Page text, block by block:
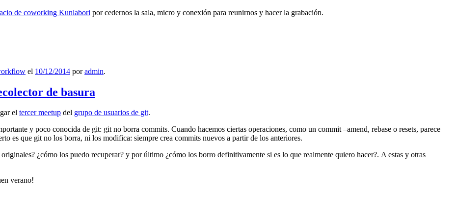
de coworking Kunlabori por cedernos la sala, micro y conexión para reunirnos y hacer la grabación.
el 10/12/2014 poradmin.
de basura
el tercer meetup del grupo de usuarios de git.
y poco conocida de git: git no borra commits. Cuando hacemos ciertas operaciones, como un commit –amend, rebase o resets, parece
es que git no los borra, ni los modifica: siempre crea commits nuevos a partir de los anteriores.
¿cómo los puedo recuperar? y por último ¿cómo los borro definitivamente si es lo que realmente quiero hacer?. A estas y otras
verano!